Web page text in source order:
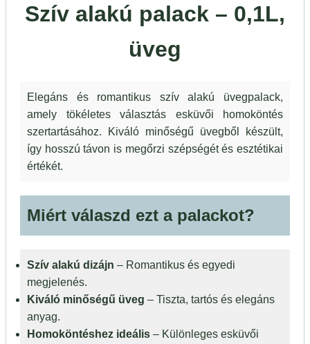
Szív alakú palack – 0,1L,
üveg
Elegáns és romantikus szív alakú üvegpalack,
amely tökéletes választás esküvői homoköntés
szertartásához. Kiváló minőségű üvegből készült,
így hosszú távon is megőrzi szépségét és esztétikai
értékét.
Miért válaszd ezt a palackot?
Szív alakú dizájn – Romantikus és egyedi
megjelenés.
Kiváló minőségű üveg – Tiszta, tartós és elegáns
anyag.
Homoköntéshez ideális – Különleges esküvői